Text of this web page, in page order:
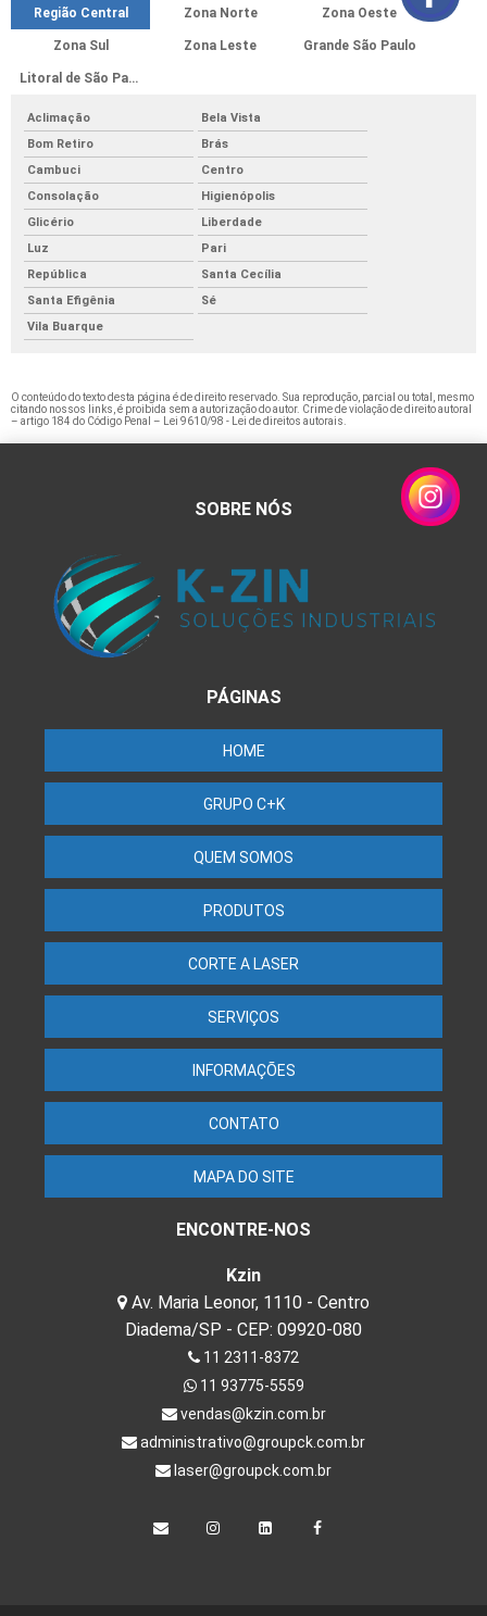
Região Central Zona Norte Zona Oeste
Zona Sul Zona Leste Grande São Paulo
Litoral de São Paulo
Aclimação
Bela Vista
Bom Retiro
Brás
Cambuci
Centro
Consolação
Higienópolis
Glicério
Liberdade
Luz
Pari
República
Santa Cecília
Santa Efigênia
Sé
Vila Buarque
O conteúdo do texto desta página é de direito reservado. Sua reprodução, parcial ou total, mesmo
citando nossos links, é proibida sem a autorização do autor. Crime de violação de direito autoral
– artigo 184 do Código Penal –
Lei 9610/98 - Lei de direitos autorais
SOBRE NÓS
PÁGINAS
HOME
GRUPO C+K
QUEM SOMOS
PRODUTOS
CORTE A LASER
SERVIÇOS
INFORMAÇÕES
CONTATO
MAPA DO SITE
ENCONTRE-NOS
Kzin
Av. Maria Leonor, 1110 - Centro
Diadema/SP - CEP: 09920-080
11 2311-8372
11 93775-5559
vendas@kzin.com.br
administrativo@groupck.com.br
laser@groupck.com.br